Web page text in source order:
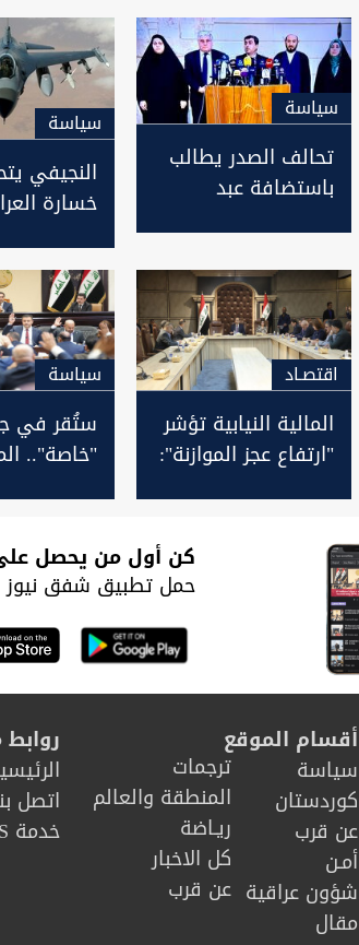
سیاسة
تحالف الصدر يطالب
باستضافة عبد
سیاسة
النجيفي
خسارة
الارهاب
اقتصـاد
المالية النيابية تؤشر
"ارتفاع عجز الموازنة":
سیاسة
ستُقر في
"خاصة"..
للحكومة
كن أول من يحصل
حمل تطبيق شفق نيوز
أقسام الموقع
سیاسة
كوردستان
عن قرب
أمـن
شؤون عراقية
مقال
ترجمات
المنطقة والعالم
ريـاضة
كل الاخبار
عن قرب
اتصل
خدمة RSS